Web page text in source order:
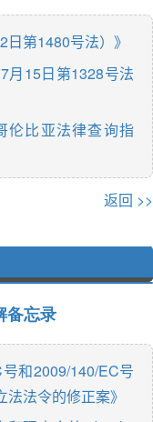
日第1480号法）》
月15日第1328号法
伦比亚法律查询指
返回 >>
备忘录
和2009/140/EC号
法令的修正案》